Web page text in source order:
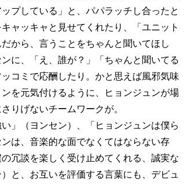
プしている」と、パパラッチし合ったと
ャッキャと見せてくれたり、「ユニット
から、言うことをちゃんと聞いてほし
に、「え、誰が？」「ちゃんと聞いてる
コミで応酬したり。かと思えば風邪気味
を元気付けるように、ヒョンジュンが場
りげないチームワークが。
い」（ヨンセン）、「ヒョンジュンは僕ら
は、音楽的な面でなくてはならない存
冗談を楽しく受け止めてくれる、誠実な
と、お互いを評価する言葉にも、デビュ